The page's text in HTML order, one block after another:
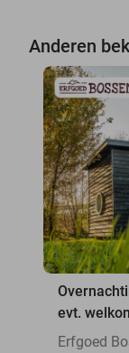
Anderen
evt.
Erfgoed